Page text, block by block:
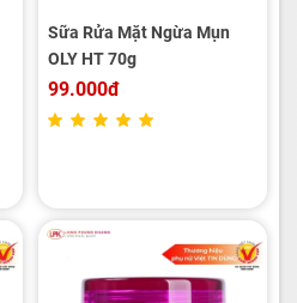
Sữa Rửa Mặt Ngừa Mụn
OLY HT 70g
99.000đ